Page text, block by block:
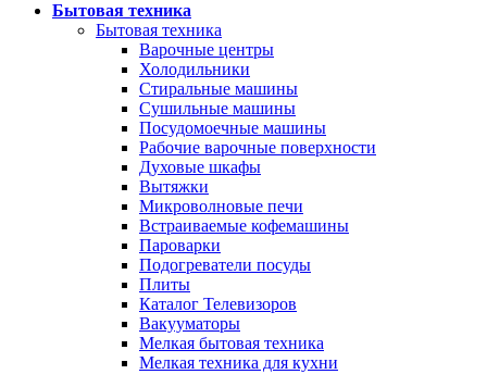
Бытовая техника
Бытовая техника
Варочные центры
Холодильники
Стиральные машины
Сушильные машины
Посудомоечные машины
Рабочие варочные поверхности
Духовые шкафы
Вытяжки
Микроволновые печи
Встраиваемые кофемашины
Пароварки
Подогреватели посуды
Плиты
Каталог Телевизоров
Вакууматоры
Мелкая бытовая техника
Мелкая техника для кухни